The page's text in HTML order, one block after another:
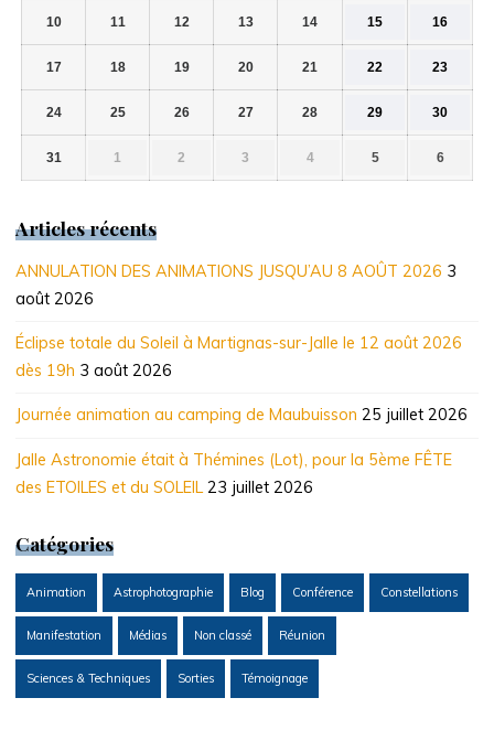
2026
2026
2026
2026
2026
2026
10
août
11
août
12
août
13
août
14
août
15
août
16
août
17
août
18
août
19
août
20
août
21
août
22
août
23
août
24
août
25
août
26
août
27
août
28
août
29
août
30
août
31
août
1
septembre
2
septembre
3
septembre
4
septembre
5
septembre
6
Articles récents
ANNULATION DES ANIMATIONS JUSQU’AU 8 AOÛT 2026 3
août 2026
Éclipse totale du Soleil à Martignas-sur-Jalle le 12 août 2026
dès 19h 3 août 2026
Journée animation au camping de Maubuisson 25 juillet 2026
Jalle Astronomie était à Thémines (Lot), pour la 5ème FÊTE
des ETOILES et du SOLEIL 23 juillet 2026
Catégories
Animation Astrophotographie Blog Conférence Constellations
Manifestation Médias Non classé Réunion
Sciences & Techniques Sorties Témoignage